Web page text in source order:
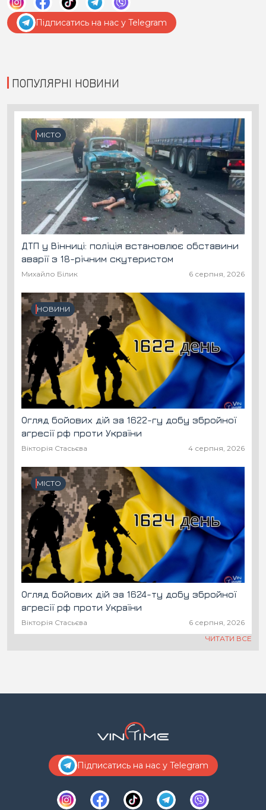
Підписатись на нас у Telegram
ПОПУЛЯРНІ НОВИНИ
МІСТО
ДТП у Вінниці: поліція встановлює обставини
аварії з 18-річним скутеристом
Михайло Білик 6 серпня, 2026
НОВИНИ
Огляд бойових дій за 1622-гу добу збройної
агресії рф проти України
Вікторія Стасьєва 4 серпня, 2026
МІСТО
Огляд бойових дій за 1624-ту добу збройної
агресії рф проти України
Вікторія Стасьєва
6 серпня, 2026
ЧИТАТИ ВСЕ
Підписатись на нас у Telegram